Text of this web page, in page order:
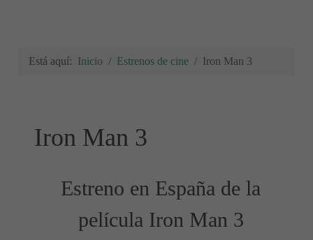
Está aquí: Inicio Estrenos de cine Iron Man 3
Iron Man 3
Estreno en España de la
película Iron Man 3